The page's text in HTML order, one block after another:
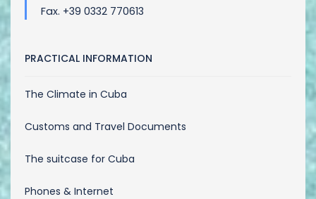
Fax. +39 0332 770613
PRACTICAL INFORMATION
The Climate in Cuba
Customs and Travel Documents
The suitcase for Cuba
Phones & Internet